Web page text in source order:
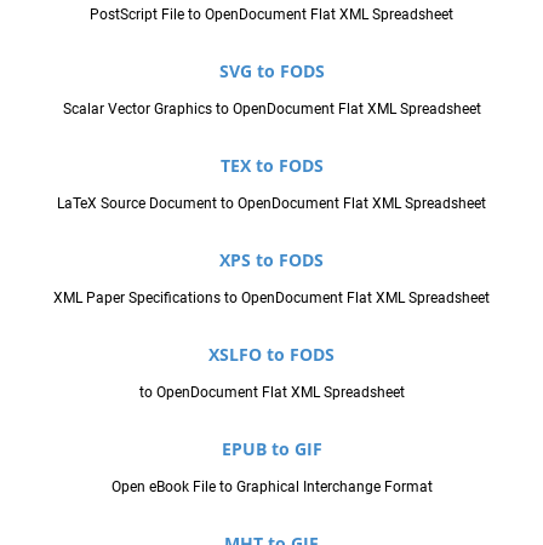
PostScript File to OpenDocument Flat XML Spreadsheet
SVG to FODS
Scalar Vector Graphics to OpenDocument Flat XML Spreadsheet
TEX to FODS
LaTeX Source Document to OpenDocument Flat XML Spreadsheet
XPS to FODS
XML Paper Specifications to OpenDocument Flat XML Spreadsheet
XSLFO to FODS
to OpenDocument Flat XML Spreadsheet
EPUB to GIF
Open eBook File to Graphical Interchange Format